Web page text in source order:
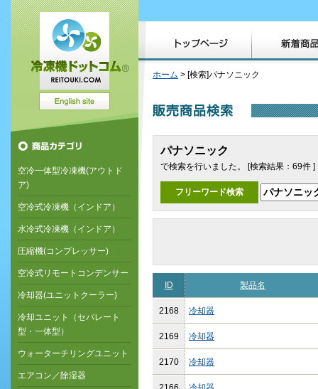
ホーム > [検索]パナソニック
パナソニック
で検索を行いました。 [検索結果：69件 ]
フリーワード検索
ID 製品名
2168 冷却器
2169 冷却器
2170 冷却器
空冷一体型冷凍機(アウトド
ア)
空冷式冷凍機（インドア）
水冷式冷凍機（インドア）
圧縮機(コンプレッサー)
空冷式リモートコンデンサー
冷却器(ユニットクーラー)
冷却ユニット（セパレート
型・一体型）
ウォーターチリングユニット
エアコン／除湿器